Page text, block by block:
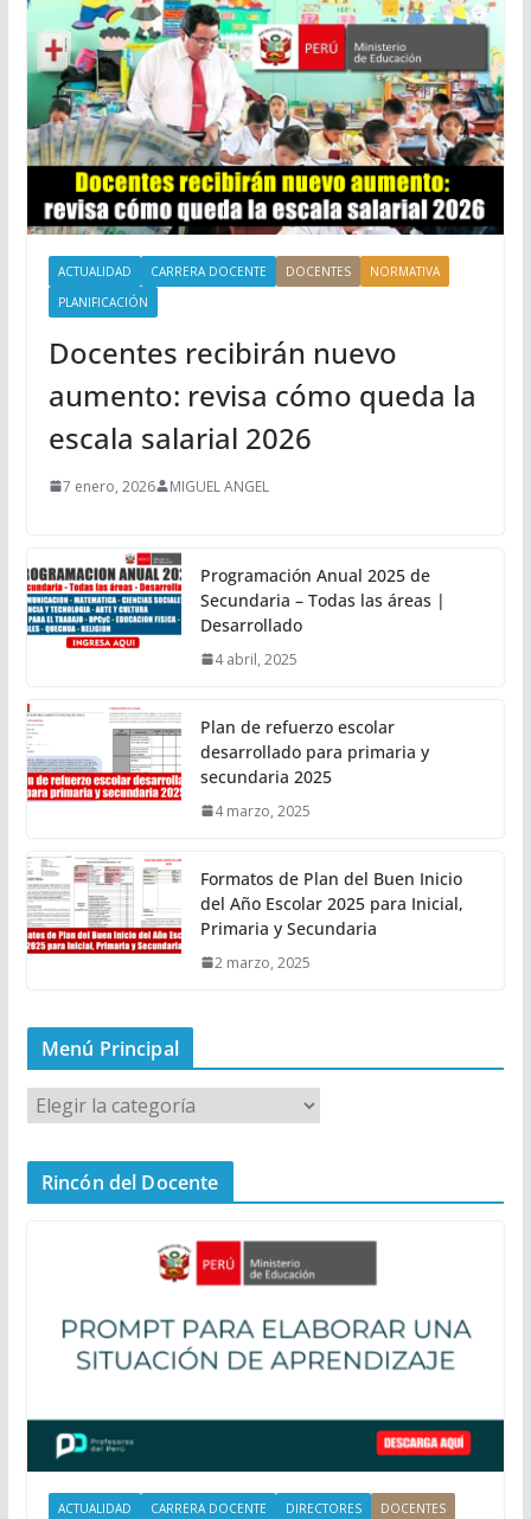
ACTUALIDAD CARRERA DOCENTE DOCENTES
NORMATIVA
PLANIFICACIÓN
Docentes recibirán nuevo
aumento: revisa cómo queda la
escala salarial 2026
7 enero, 2026 MIGUEL ANGEL
Programación Anual 2025 de
Secundaria – Todas las áreas |
Desarrollado
4 abril, 2025
Plan de refuerzo escolar
desarrollado para primaria y
secundaria 2025
4 marzo, 2025
Formatos de Plan del Buen Inicio
del Año Escolar 2025 para Inicial,
Primaria y Secundaria
2 marzo, 2025
Menú Principal
M
e
n
a
Rincón del Docente
ACTUALIDAD CARRERA DOCENTE DIRECTORES DOCENTES